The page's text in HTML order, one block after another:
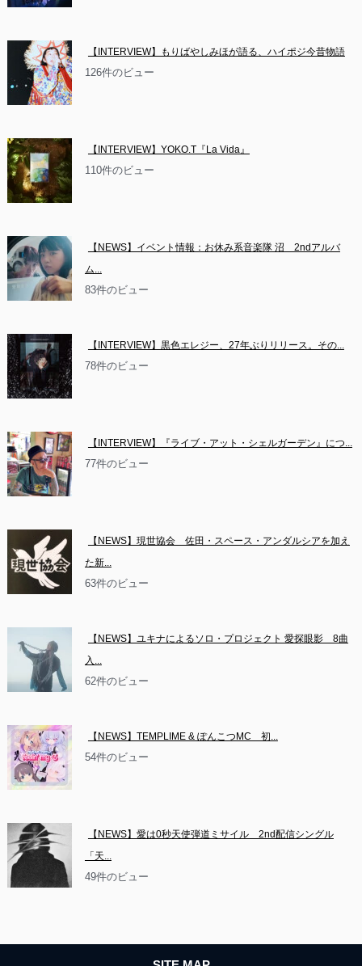
【INTERVIEW】もりばやしみほが語る、ハイポジ今昔物語
126件のビュー
【INTERVIEW】YOKO.T『La Vida』
110件のビュー
【NEWS】イベント情報：お休み系音楽隊 沼　2ndアルバ
ム...
83件のビュー
【INTERVIEW】黒色エレジー、27年ぶりリリース。その...
78件のビュー
【INTERVIEW】『ライブ・アット・シェルガーデン』につ...
77件のビュー
【NEWS】現世協会　佐田・スペース・アンダルシアを加え
た新...
63件のビュー
【NEWS】ユキナによるソロ・プロジェクト 愛探眼影　8曲
入...
62件のビュー
【NEWS】TEMPLIME & ぽんこつMC　初...
54件のビュー
【NEWS】愛は0秒天使弾道ミサイル　2nd配信シングル
「天...
49件のビュー